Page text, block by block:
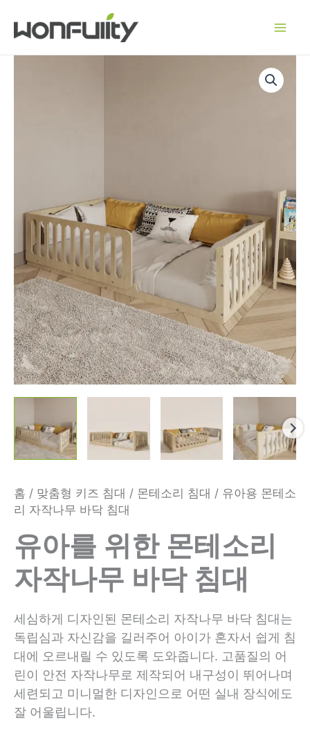
홈 / 맞춤형 키즈 침대 / 몬테소리 침대 / 유아용 몬테소
리 자작나무 바닥 침대
유아를 위한 몬테소리
자작나무 바닥 침대
세심하게 디자인된 몬테소리 자작나무 바닥 침대는
독립심과 자신감을 길러주어 아이가 혼자서 쉽게 침
대에 오르내릴 수 있도록 도와줍니다. 고품질의 어
린이 안전 자작나무로 제작되어 내구성이 뛰어나며
세련되고 미니멀한 디자인으로 어떤 실내 장식에도
잘 어울립니다.